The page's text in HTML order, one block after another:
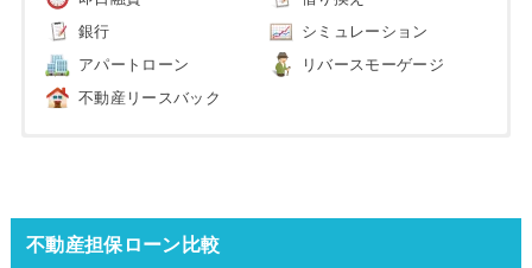
銀行 シミュレーション
アパートローン リバースモーゲージ
不動産リースバック
不動産担保ローン比較